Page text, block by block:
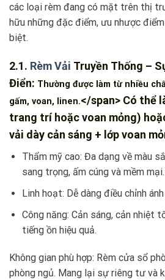
các loại rèm đang có mặt trên thị
hữu những đặc điểm, ưu nhược
biệt.
2.1. Rèm Vải Truyền Thống –
Điển: Thường được làm từ nhiều
gấm, voan, linen.</span> Có thể
trang trí hoặc voan mỏng)
vải dày cản sáng + lớp voan
Thẩm mỹ cao: Đa dạng về màu
sang trọng, ấm cúng và mềm mại.
Linh hoạt: Dễ dàng điều chỉnh
Công năng: Cản sáng, cản nhiệt
tiếng ồn hiệu quả.
Không gian phù hợp: Rèm cửa sổ
phòng ngủ. Mang lại sự riêng tư và